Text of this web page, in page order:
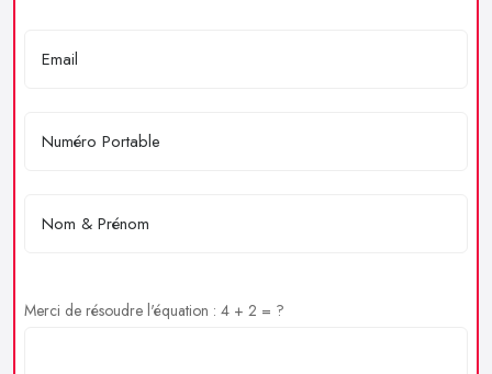
Merci de résoudre l'équation : 4 + 2 = ?